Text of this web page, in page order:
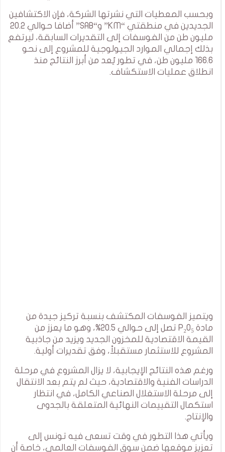
وبحسب المعطيات التي نشرتها الشركة، فإن الاكتشافين
الجديدين في منطقتي “KM” و“SAB” أضافا حوالي 20.2
مليون طن من الفوسفات إلى التقديرات السابقة، ليرتفع
بذلك إجمالي الموارد الجيولوجية للمشروع إلى نحو
166.6 مليون طن، في تطور يُعد من أبرز النتائج منذ
انطلاق عمليات الاستكشاف.
ويتميز الفوسفات المكتشف بنسبة تركيز جيدة من
مادة P₂O₅ تصل إلى حوالي 20.5%، وهو ما يعزز من
القيمة الاقتصادية للمخزون الجديد ويزيد من جاذبية
المشروع للاستثمار مستقبلاً، وفق تقديرات أولية.
ورغم هذه النتائج الإيجابية، لا يزال المشروع في مرحلة
الدراسات الفنية والاقتصادية، حيث لم يتم بعد الانتقال
إلى مرحلة الاستغلال الصناعي الكامل، في انتظار
استكمال التقييمات النهائية المتعلقة بالجدوى
والإنتاج.
ويأتي هذا التطور في وقت تسعى فيه تونس إلى
تعزيز موقعها ضمن سوق الفوسفات العالمي، خاصة أن